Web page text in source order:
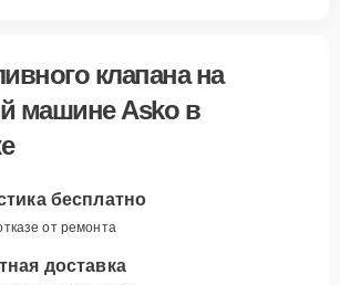
клапанана
машине Asko в
бесплатно
от ремонта
доставка